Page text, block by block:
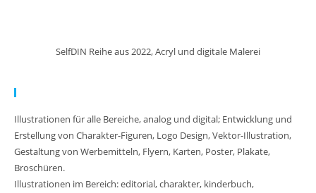
SelfDIN Reihe aus 2022, Acryl und digitale Malerei
Illustrationen für alle Bereiche, analog und digital; Entwicklung und
Erstellung von Charakter-Figuren, Logo Design, Vektor-Illustration,
Gestaltung von Werbemitteln, Flyern, Karten, Poster, Plakate,
Broschüren.
Illustrationen im Bereich: editorial, charakter, kinderbuch,